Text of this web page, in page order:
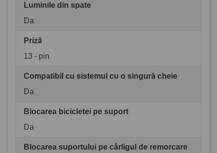
Luminile din spate
Da
Priză
13 - pin
Compatibil cu sistemul cu o singură cheie
Da
Blocarea bicicletei pe suport
Da
Blocarea suportului pe cârligul de remorcare